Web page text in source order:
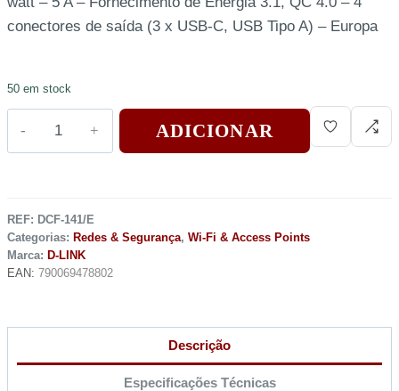
conectores de saída (3 x USB-C, USB Tipo A) – Europa
50 em stock
ADICIONAR
REF: DCF-141/E
Categorias: Redes & Segurança, Wi-Fi & Access Points
Marca: D-LINK
EAN: 790069478802
Descrição
Especificações Técnicas